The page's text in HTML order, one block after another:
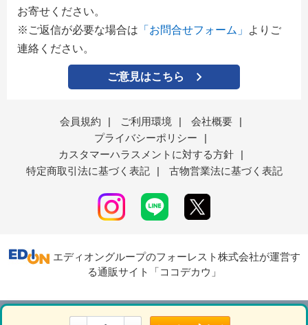
お寄せください。
※ご返信が必要な場合は 「お問合せフォーム」
よりご
連絡ください。
ご意見はこちら
会員規約 | ご利用環境 | 会社概要
|
プライバシーポリシー
|
カスタマーハラスメントに対する方針
|
特定商取引法に基づく表記
| 古物営業法に基づく表記
エディオングループのフォーレスト株式会社が運営す
る通販サイト「ココデカウ」
表示モード ＰＣ スマートフォン